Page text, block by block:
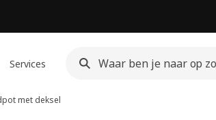
Services
met deksel